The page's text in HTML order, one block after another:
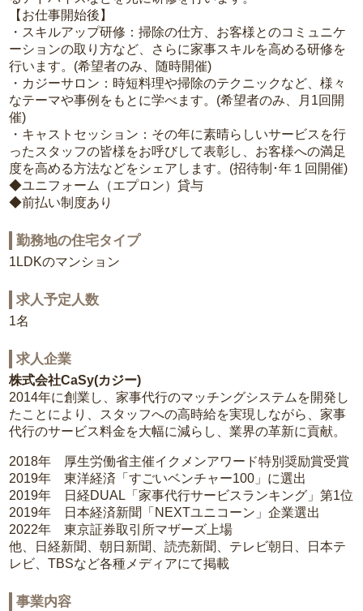
【お仕事開始後】
・スキルアップ研修：掃除の仕方、お客様とのコミュニケ
ーションの取り方など、さらに家事スキルを高める研修を
行います。(希望者のみ、随時開催)
・カジーサロン：時短料理や掃除のテクニックなど、様々
なテーマや事例をもとに学べます。(希望者のみ、月1回開
催)
・キャストセッション：その年に素晴らしいサービスを行
ったスタッフの皆様をお呼びして表彰し、お客様への満足
度を高める方法などをシェアします。(招待制･年１回開催)
◆ユニフォーム（エプロン）貸与
◆前払い制度あり
勤務地の住宅タイプ
1LDKのマンション
求人予定人数
1名
求人企業
株式会社CaSy(カジー)
2014年に創業し、家事代行のマッチングシステムを開発し
たことにより、スタッフへの高時給を実現しながら、家事
代行のサービス料金を大幅に減らし、業界の革新に貢献。
2018年 厚生労働省主催イクメンアワード特別奨励賞受賞
2019年 東洋経済「すごいベンチャー100」に選出
2019年 日経DUAL「家事代行サービスランキング」第1位
2019年 日本経済新聞「NEXTユニコーン」企業選出
2022年 東京証券取引所マザーズ上場
他、日経新聞、朝日新聞、読売新聞、テレビ朝日、日本テ
レビ、TBSなど各種メディアにて掲載
事業内容